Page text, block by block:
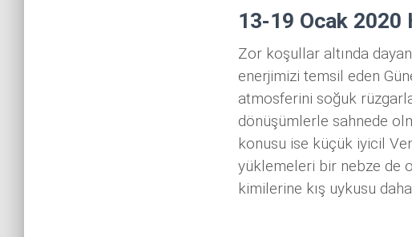
13-19 Ocak 2020
Zor koşullar altında
enerjimizi temsil eden
atmosferini soğuk
dönüşümlerle sahnede
konusu ise küçük iyicil
yüklemeleri bir nebze de
kimilerine kış uykusu